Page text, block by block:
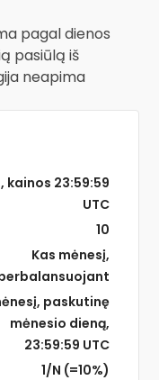
pagal dienos
pasiūlą iš
neapima
kainos 23:59:59
UTC
10
Kas mėnesį,
paskutinę
mėnesio dieną,
23:59:59 UTC
1/N (=10%)